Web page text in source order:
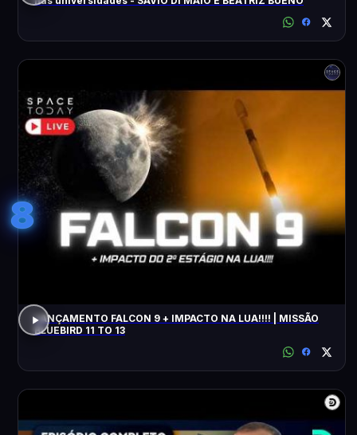
8
LANÇAMENTO FALCON 9 + IMPACTO NA LUA!!!! | MISSÃO
BLUEBIRD 11 TO 13